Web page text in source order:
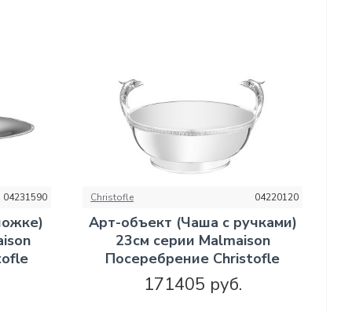
04231590 Christofle 04220120
Арт-объект (Чаша с ручками)
23см серии Malmaison
Посеребрение Christofle
171405 руб.